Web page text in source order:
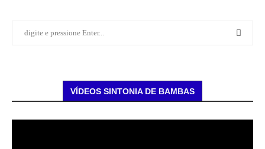
VÍDEOS SINTONIA DE BAMBAS